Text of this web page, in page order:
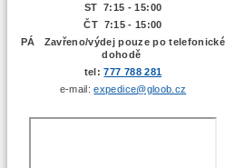
ST 7:15 - 15:00
ČT 7:15 - 15:00
PÁ Zavřeno/výdej pouze po telefonické
dohodě
tel:777 788 281
e-mail:expedice@gloob.cz